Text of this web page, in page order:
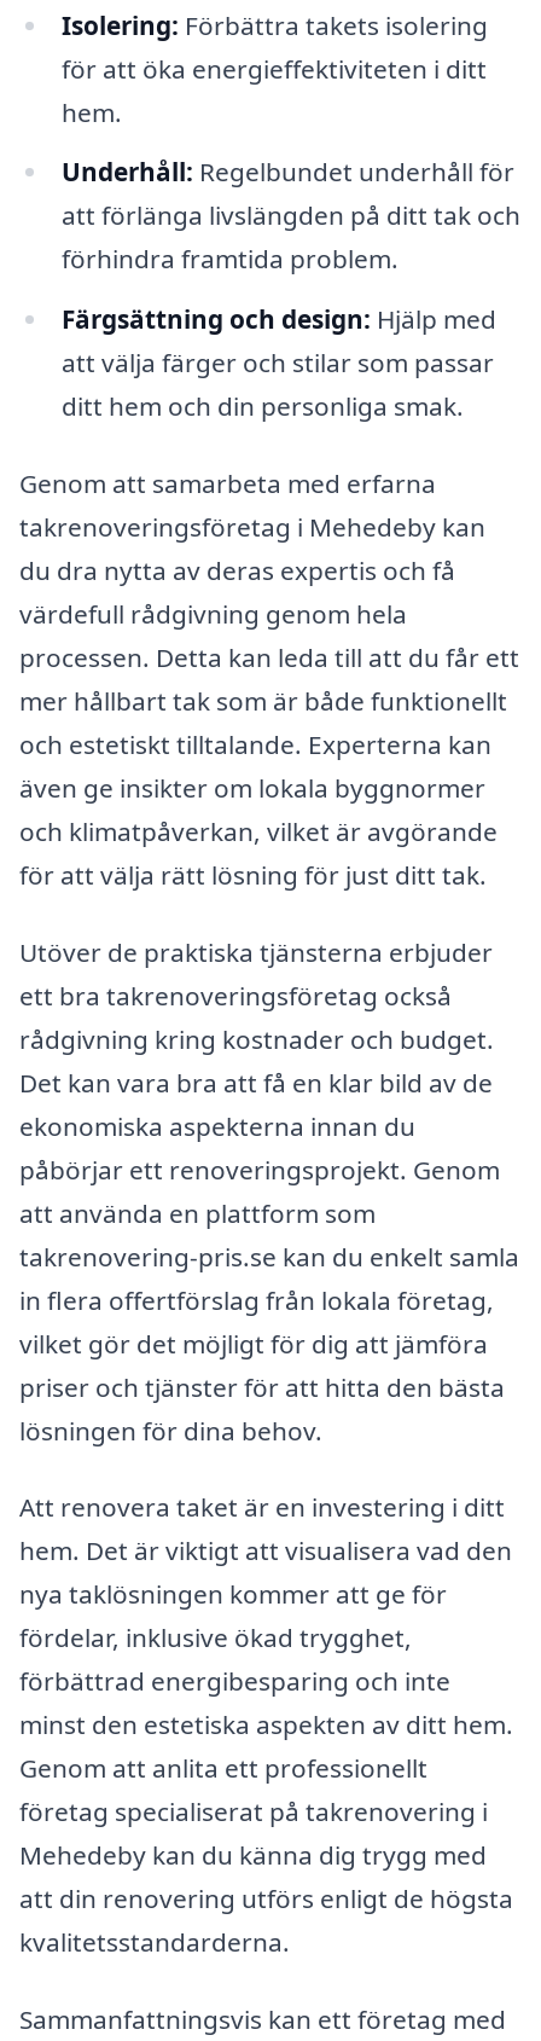
Isolering: Förbättra takets isolering
för att öka energieffektiviteten i ditt
hem.
Underhåll: Regelbundet underhåll för
att förlänga livslängden på ditt tak och
förhindra framtida problem.
Färgsättning och design: Hjälp med
att välja färger och stilar som passar
ditt hem och din personliga smak.
Genom att samarbeta med erfarna
takrenoveringsföretag i Mehedeby kan
du dra nytta av deras expertis och få
värdefull rådgivning genom hela
processen. Detta kan leda till att du får ett
mer hållbart tak som är både funktionellt
och estetiskt tilltalande. Experterna kan
även ge insikter om lokala byggnormer
och klimatpåverkan, vilket är avgörande
för att välja rätt lösning för just ditt tak.
Utöver de praktiska tjänsterna erbjuder
ett bra takrenoveringsföretag också
rådgivning kring kostnader och budget.
Det kan vara bra att få en klar bild av de
ekonomiska aspekterna innan du
påbörjar ett renoveringsprojekt. Genom
att använda en plattform som
takrenovering-pris.se kan du enkelt samla
in flera offertförslag från lokala företag,
vilket gör det möjligt för dig att jämföra
priser och tjänster för att hitta den bästa
lösningen för dina behov.
Att renovera taket är en investering i ditt
hem. Det är viktigt att visualisera vad den
nya taklösningen kommer att ge för
fördelar, inklusive ökad trygghet,
förbättrad energibesparing och inte
minst den estetiska aspekten av ditt hem.
Genom att anlita ett professionellt
företag specialiserat på takrenovering i
Mehedeby kan du känna dig trygg med
att din renovering utförs enligt de högsta
kvalitetsstandarderna.
Sammanfattningsvis kan ett företag med